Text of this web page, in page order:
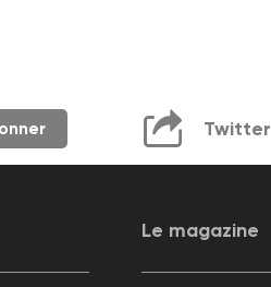
Twitter
Le magazine